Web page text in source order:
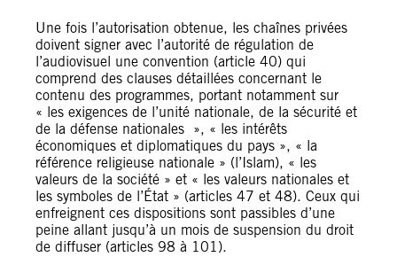
Une fois l’autorisation obtenue, les chaînes privées
doivent signer avec l’autorité de régulation de
l’audiovisuel une convention (article 40) qui
comprend des clauses détaillées concernant le
contenu des programmes, portant notamment sur
« les exigences de l’unité nationale, de la sécurité et
de la défense nationales », « les intérêts
économiques et diplomatiques du pays », « la
référence religieuse nationale » (l’Islam), « les
valeurs de la société » et « les valeurs nationales et
les symboles de l’État » (articles 47 et 48). Ceux qui
enfreignent ces dispositions sont passibles d’une
peine allant jusqu’à un mois de suspension du droit
de diffuser (articles 98 à 101).